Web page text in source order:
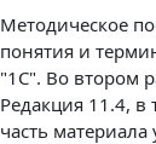
Методическое
понятия и
"1С". Во втором
Редакция 11.4, в
часть